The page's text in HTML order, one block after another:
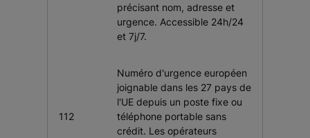
précisant nom, adresse et
urgence. Accessible 24h/24
et 7j/7.
112
Numéro d'urgence européen
joignable dans les 27 pays de
l'UE depuis un poste fixe ou
téléphone portable sans
crédit. Les opérateurs